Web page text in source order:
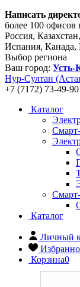
Написать
более 100 офисов
Россия,
Испания, Канада,
Выбор региона
Ваш город: Усть-
Нур-Султан
+7 (7172) 73-49-90
Каталог
Каталог
Личный
Корзина0